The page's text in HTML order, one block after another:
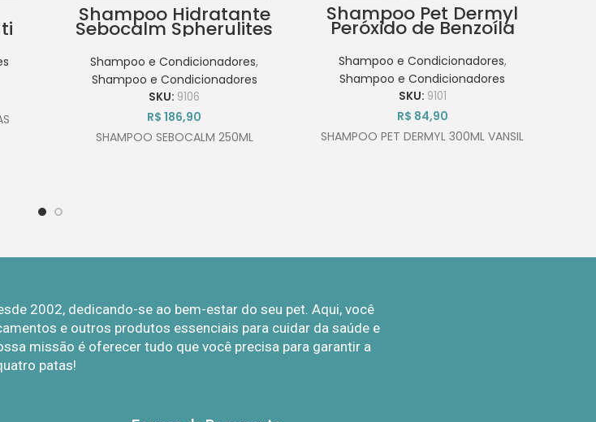
Shampoo Hidratante
Sebocalm Spherulites
para Cães e Gatos
250ml
Shampoo e Condicionadores,
Shampoo e Condicionadores
SKU: 9106
R$ 186,90
SHAMPOO SEBOCALM 250ML
Shampoo Pet Dermyl
Peróxido de Benzoíla
2,5% 300ml
Shampoo e Condicionadores,
Shampoo e Condicionadores
SKU: 9101
R$ 84,90
SHAMPOO PET DERMYL 300ML VANSIL
2002, dedicando-se ao bem-estar do seu pet. Aqui, você
e outros produtos essenciais para cuidar da saúde e
missão é oferecer tudo que você precisa para garantir a
patas!